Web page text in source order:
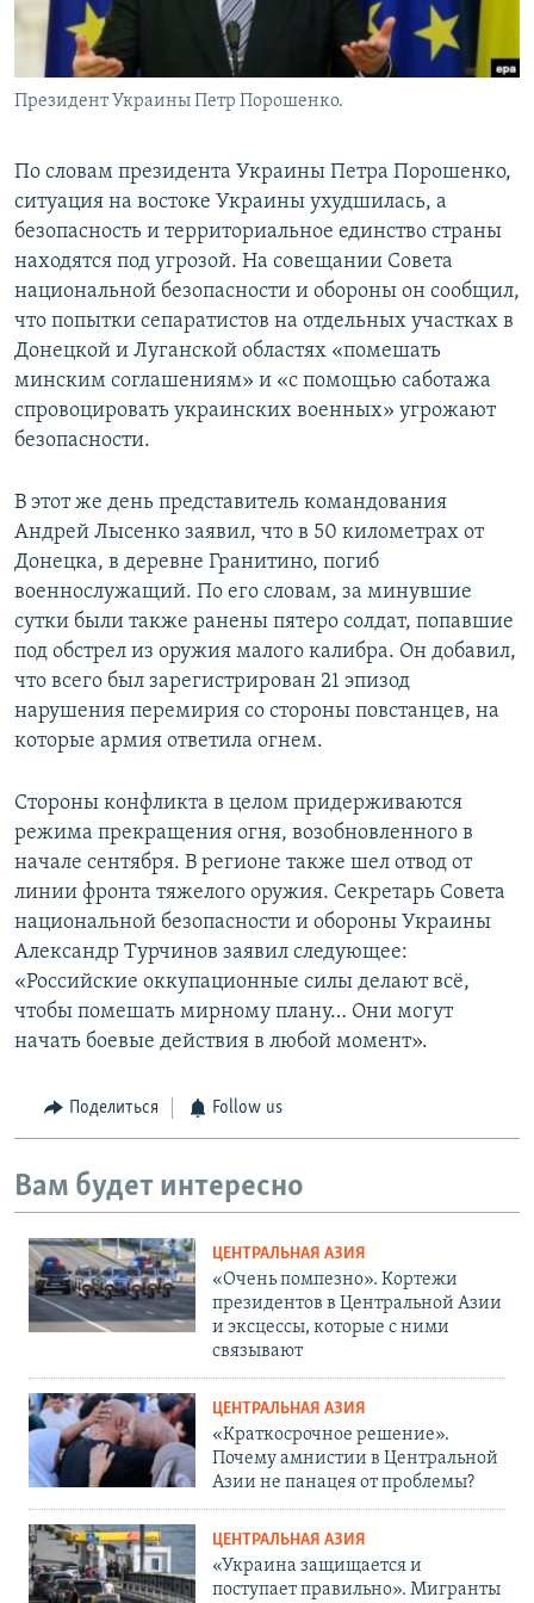
Президент Украины Петр Порошенко.
По словам президента Украины Петра Порошенко,
ситуация на востоке Украины ухудшилась, а
безопасность и территориальное единство страны
находятся под угрозой. На совещании Совета
национальной безопасности и обороны он сообщил,
что попытки сепаратистов на отдельных участках в
Донецкой и Луганской областях «помешать
минским соглашениям» и «с помощью саботажа
спровоцировать украинских военных» угрожают
безопасности.
В этот же день представитель командования
Андрей Лысенко заявил, что в 50 километрах от
Донецка, в деревне Гранитино, погиб
военнослужащий. По его словам, за минувшие
сутки были также ранены пятеро солдат, попавшие
под обстрел из оружия малого калибра. Он добавил,
что всего был зарегистрирован 21 эпизод
нарушения перемирия со стороны повстанцев, на
которые армия ответила огнем.
Стороны конфликта в целом придерживаются
режима прекращения огня, возобновленного в
начале сентября. В регионе также шел отвод от
линии фронта тяжелого оружия. Секретарь Совета
национальной безопасности и обороны Украины
Александр Турчинов заявил следующее:
«Российские оккупационные силы делают всё,
чтобы помешать мирному плану… Они могут
начать боевые действия в любой момент».
Поделиться Follow us
Вам будет интересно
ЦЕНТРАЛЬНАЯ АЗИЯ
«Очень помпезно». Кортежи
президентов в Центральной Азии
и эксцессы, которые с ними
связывают
ЦЕНТРАЛЬНАЯ АЗИЯ
«Краткосрочное решение».
Почему амнистии в Центральной
Азии не панацея от проблемы?
ЦЕНТРАЛЬНАЯ АЗИЯ
«Украина защищается и
поступает правильно». Мигранты